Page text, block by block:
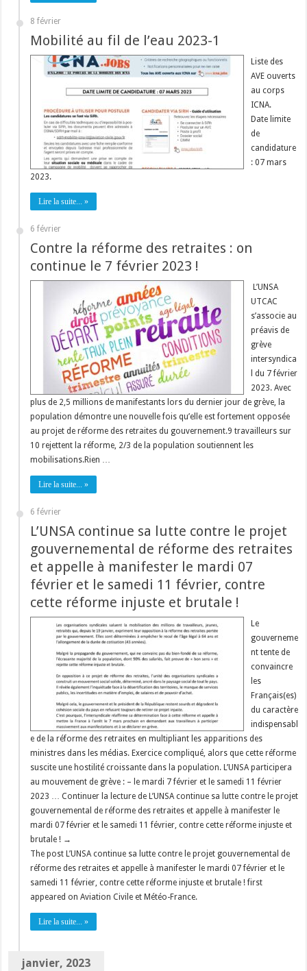
8 février
Mobilité au fil de l’eau 2023-1
Liste des
AVE ouverts
au corps
ICNA.
Date limite
de
candidature
: 07 mars
2023.
Lire la suite... »
6 février
Contre la réforme des retraites : on
continue le 7 février 2023 !
L’UNSA
UTCAC
s’associe au
préavis de
grève
intersyndica
l du 7 février
2023. Avec
plus de 2,5 millions de manifestants lors du dernier jour de grève, la
population démontre une nouvelle fois qu’elle est fortement opposée
au projet de réforme des retraites du gouvernement.9 travailleurs sur
10 rejettent la réforme, 2/3 de la population soutiennent les
mobilisations.Rien …
Lire la suite... »
6 février
L’UNSA continue sa lutte contre le projet
gouvernemental de réforme des retraites
et appelle à manifester le mardi 07
février et le samedi 11 février, contre
cette réforme injuste et brutale !
Le
gouverneme
nt tente de
convaincre
les
Français(es)
du caractère
indispensabl
e de la réforme des retraites en multipliant les apparitions des
ministres dans les médias. Exercice compliqué, alors que cette réforme
suscite une hostilité croissante dans la population. L’UNSA participera
au mouvement de grève : – le mardi 7 février et le samedi 11 février
2023 … Continuer la lecture de L’UNSA continue sa lutte contre le projet
gouvernemental de réforme des retraites et appelle à manifester le
mardi 07 février et le samedi 11 février, contre cette réforme injuste et
brutale ! →
The post L’UNSA continue sa lutte contre le projet gouvernemental de
réforme des retraites et appelle à manifester le mardi 07 février et le
samedi 11 février, contre cette réforme injuste et brutale ! first
appeared on Aviation Civile et Météo-France.
Lire la suite... »
janvier, 2023